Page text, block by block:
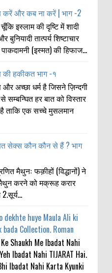
करें और कब ना करें | भाग -2
इस्लाम की दृष्टि में शादी
बुनियादी तात्पर्य शिष्टाचार
(इस्मत) की हिफाज...
हकीकत भाग -१
और अच्छा धर्म है जिसने ज़िन्दगी
सम्बन्घित हर बात को विस्तार
ताकि एक सच्चे मुसलमान
सेक्स कौन कौन से हैं ? भाग
मैथुनः फक़ीहों (विद्धानों) ने
करने को मक्रूह करार
dekhte huye Maula Ali ki
bada Collection. Roman
Shaukh Me Ibadat Nahi
Ibadat Nahi TIJARAT Hai.
Ibadat Nahi Karta Kyunki